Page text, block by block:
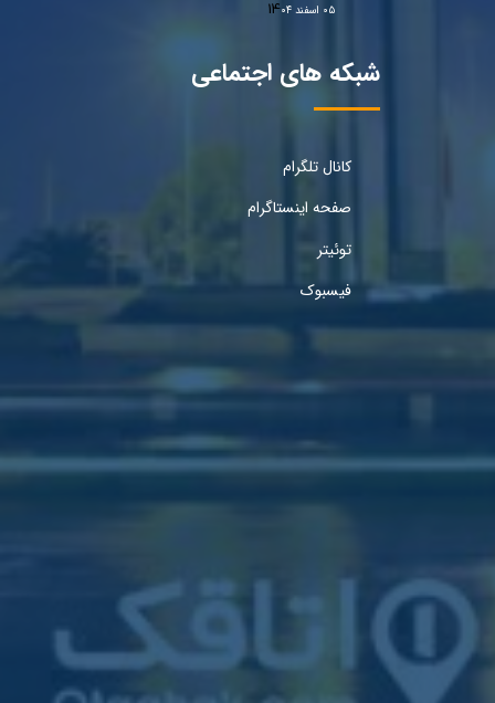
۰۵ اسفند ۰۴
شبکه های اجتماعی
کانال تلگرام
صفحه اینستاگرام
توئیتر
فیسبوک